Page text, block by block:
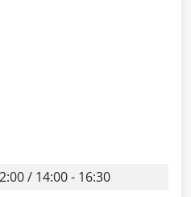
/ 14:00 - 16:30